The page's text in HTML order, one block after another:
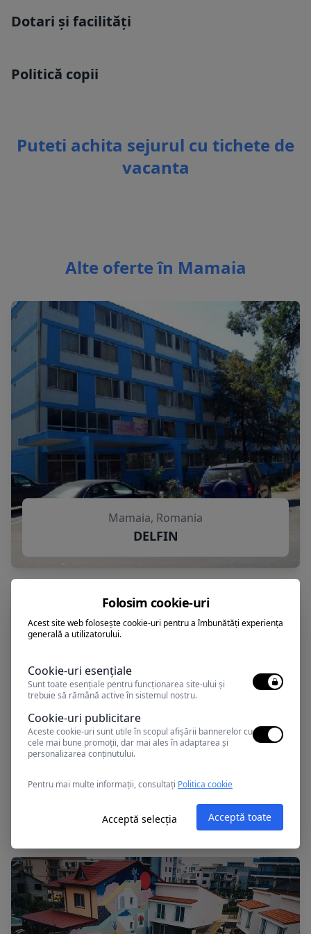
Dotari și facilități
Politică copii
Puteti achita sejurul cu tichete de
vacanta
Alte oferte în Mamaia
Mamaia, Romania
DELFIN
APOLLO
Folosim cookie-uri
Acest site web folosește cookie-uri pentru a îmbunătăți experiența
generală a utilizatorului.
Cookie-uri esențiale
Sunt toate esențiale pentru funcționarea site-ului și
trebuie să rămână active în sistemul nostru.
Cookie-uri publicitare
Aceste cookie-uri sunt utile în scopul afișării bannerelor cu
cele mai bune promoții, dar mai ales în adaptarea și
personalizarea conținutului.
Pentru mai multe informații, consultați Politica cookie
Acceptă selecția Acceptă toate